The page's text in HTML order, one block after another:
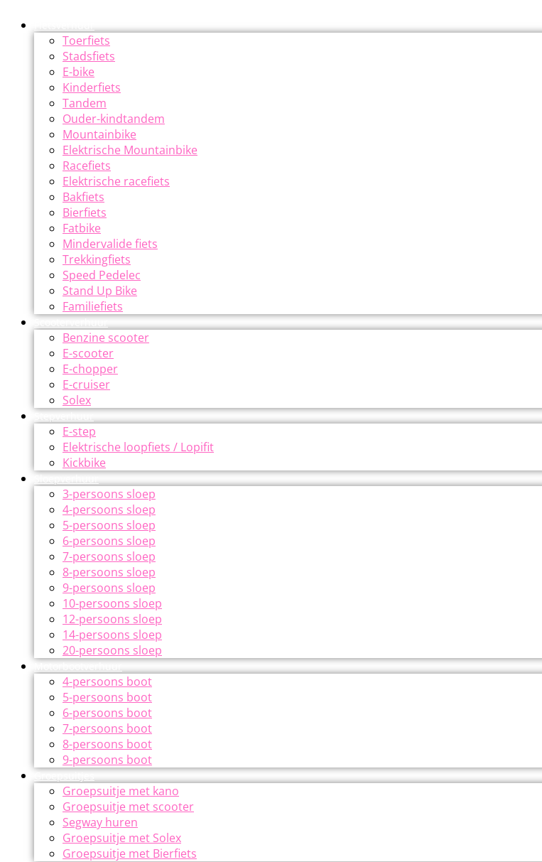
Toerfiets
Stadsfiets
E-bike
Kinderfiets
Tandem
Ouder-kindtandem
Mountainbike
Elektrische Mountainbike
Racefiets
Elektrische racefiets
Bakfiets
Bierfiets
Fatbike
Mindervalide fiets
Trekkingfiets
Speed Pedelec
Stand Up Bike
Familiefiets
Scooterverhuur
Benzine scooter
E-scooter
E-chopper
E-cruiser
Solex
Stepverhuur
E-step
Elektrische loopfiets / Lopifit
Kickbike
Sloepverhuur
3-persoons sloep
4-persoons sloep
5-persoons sloep
6-persoons sloep
7-persoons sloep
8-persoons sloep
9-persoons sloep
10-persoons sloep
12-persoons sloep
14-persoons sloep
20-persoons sloep
Motorbootverhuur
4-persoons boot
5-persoons boot
6-persoons boot
7-persoons boot
8-persoons boot
9-persoons boot
Groepsuitjes
Groepsuitje met kano
Groepsuitje met scooter
Segway huren
Groepsuitje met Solex
Groepsuitje met Bierfiets